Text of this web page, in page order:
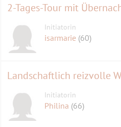
2-Tages-Tour mit
Initiatorin
isarmarie (60)
Landschaftlich reizvolle
Initiatorin
Philina (66)